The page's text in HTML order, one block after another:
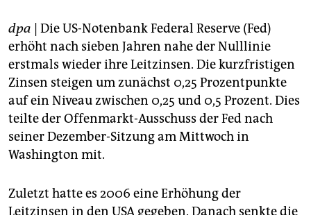
shop
fragen & hilfe
unterstützen
abo
genossenschaft
dpa | Die US-Notenbank Federal Reserve (Fed)
erhöht nach sieben Jahren nahe der Nulllinie
erstmals wieder ihre Leitzinsen. Die kurzfristigen
Zinsen steigen um zunächst 0,25 Prozentpunkte
auf ein Niveau zwischen 0,25 und 0,5 Prozent. Dies
teilte der Offenmarkt-Ausschuss der Fed nach
seiner Dezember-Sitzung am Mittwoch in
Washington mit.
Zuletzt hatte es 2006 eine Erhöhung der
Leitzinsen in den USA gegeben. Danach senkte die